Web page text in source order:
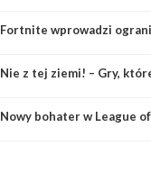
Fortnite wprowadzi
Nie z tej ziemi! – Gry,
Nowy bohater w League